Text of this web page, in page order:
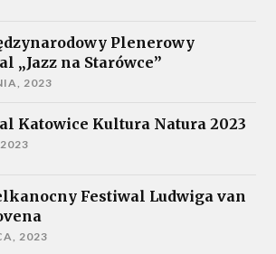
Plenerowy
„Jazz na Starówce”
2023
Katowice Kultura Natura 2023
Festiwal Ludwiga van
2023